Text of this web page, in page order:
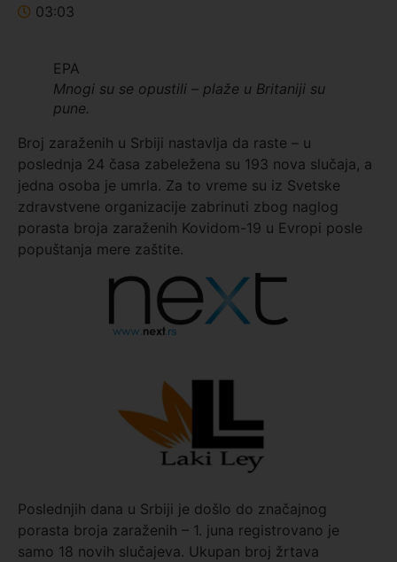
03:03
EPA
Mnogi su se opustili – plaže u Britaniji su
pune.
Broj zaraženih u Srbiji nastavlja da raste – u
poslednja 24 časa zabeležena su 193 nova slučaja, a
jedna osoba je umrla. Za to vreme su iz Svetske
zdravstvene organizacije zabrinuti zbog naglog
porasta broja zaraženih Kovidom-19 u Evropi posle
popuštanja mere zaštite.
Poslednjih dana u Srbiji je došlo do značajnog
porasta broja zaraženih – 1. juna registrovano je
samo 18 novih slučajeva. Ukupan broj žrtava